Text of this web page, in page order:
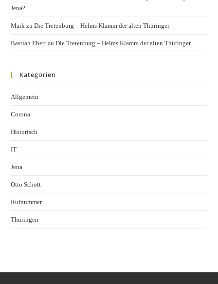
Jena?
Mark zuDie Tretenburg – Helms Klamm der alten Thüringer
Bastian Ebert zuDie Tretenburg – Helms Klamm der alten Thüringer
Kategorien
Allgemein
Corona
Historisch
IT
Jena
Otto Schott
Rufnummer
Thüringen